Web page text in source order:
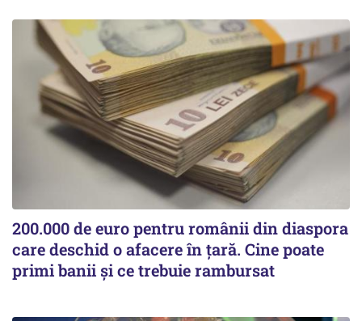
200.000 de euro pentru românii din diaspora
care deschid o afacere în țară. Cine poate
primi banii și ce trebuie rambursat